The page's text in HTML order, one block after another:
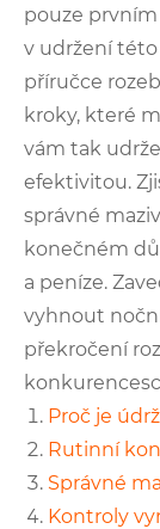
pouze
v udržení
příručce
kroky, které
vám tak
efektivitou.
správné
konečném
a peníze.
vyhnout
překročení
Proč je
Rutinní
Správné
Kontroly